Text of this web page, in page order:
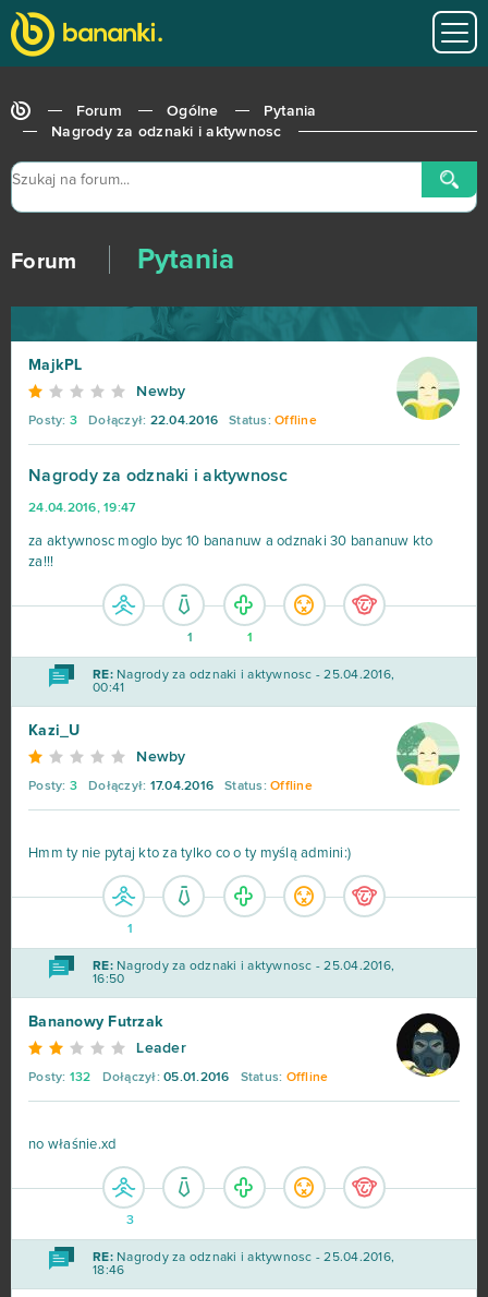
Forum Ogólne
Pytania
Nagrody za odznaki i aktywnosc
Forum Pytania
MajkPL
Newby
Posty: 3 Dołączył: 22.04.2016 Status: Offline
Nagrody za odznaki i aktywnosc
24.04.2016, 19:47
za aktywnosc moglo byc 10 bananuw a odznaki 30 bananuw kto
za!!!
1 1
RE:Nagrody za odznaki i aktywnosc - 25.04.2016,
00:41
Kazi_U
Newby
Posty: 3 Dołączył: 17.04.2016 Status: Offline
Hmm ty nie pytaj kto za tylko co o ty myślą admini:)
1
RE:Nagrody za odznaki i aktywnosc - 25.04.2016,
16:50
Bananowy Futrzak
Leader
Posty: 132 Dołączył: 05.01.2016 Status: Offline
no właśnie.xd
3
RE:Nagrody za odznaki i aktywnosc - 25.04.2016,
18:46